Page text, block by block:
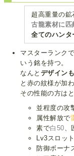
超高重量の鉱
古龍素材に匹
全てのハンタ
マスターランク
いう銘を持つ。
なんと デザイン
と赤の紋様が加わ
その性能の方は
並程度の攻
属性解放で
素で白50、
Lv3スロッ
防御ボーナ